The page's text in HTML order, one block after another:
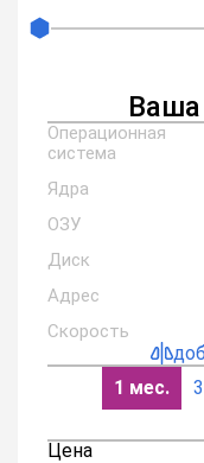
Ваша
Операционная
система
Ядра
ОЗУ
Диск
Адрес
Скорость
1 мес.
Цена